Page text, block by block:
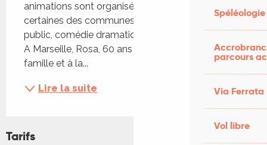
Spéléologie
parcours
Via Ferrata
Vol libre
animations sont organisées avant les séances par
certaines des communes participantes) tout
public, comédie dramatique durée 1h46 Synopsis
A Marseille, Rosa, 60 ans a consacré sa vie à sa
famille et à la...
Lire la suite
Tarifs